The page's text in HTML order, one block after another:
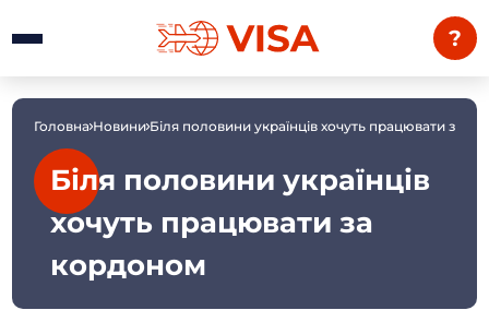
?
Головна Новини Біля половини українців хочуть працювати за
Біля половини українців
хочуть працювати за
кордоном